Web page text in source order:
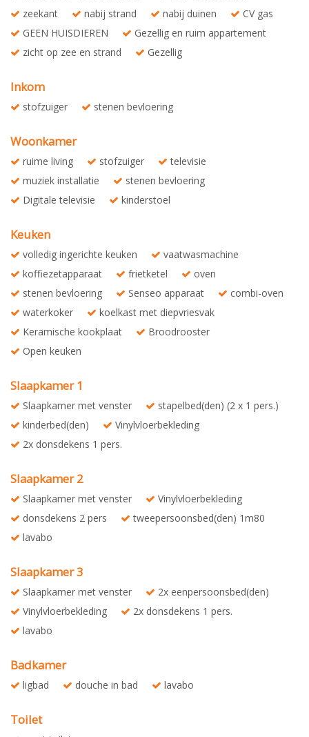
zeekant
nabij strand nabij duinen
CV gas
GEEN HUISDIEREN
Gezellig en ruim appartement
zicht op zee en strand
Gezellig
Inkom
stofzuiger stenen bevloering
Woonkamer
ruime living stofzuiger
televisie
muziek installatie
stenen bevloering
Digitale televisie
kinderstoel
Keuken
volledig ingerichte keuken
vaatwasmachine
koffiezetapparaat
frietketel
oven
stenen bevloering
Senseo apparaat
combi-oven
waterkoker
koelkast met diepvriesvak
Keramische kookplaat
Broodrooster
Open keuken
Slaapkamer 1
Slaapkamer met venster
stapelbed(den) (2 x 1 pers.)
kinderbed(den)
Vinylvloerbekleding
2x donsdekens 1 pers.
Slaapkamer 2
Slaapkamer met venster
Vinylvloerbekleding
donsdekens 2 pers
tweepersoonsbed(den) 1m80
lavabo
Slaapkamer 3
Slaapkamer met venster
2x eenpersoonsbed(den)
Vinylvloerbekleding
2x donsdekens 1 pers.
lavabo
Badkamer
ligbad douche in bad lavabo
Toilet